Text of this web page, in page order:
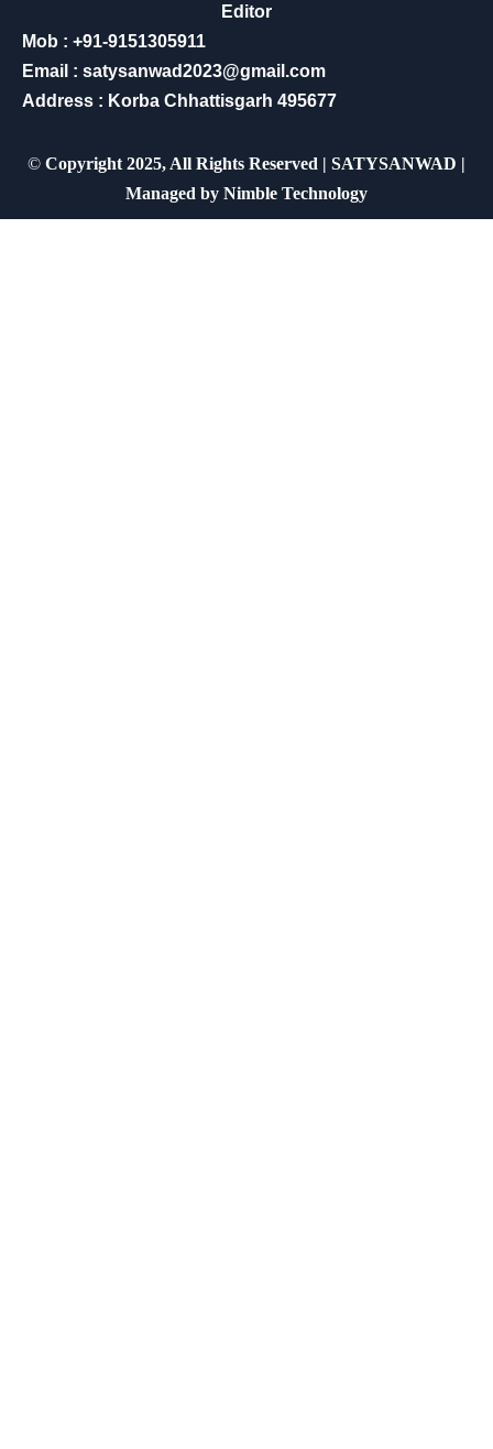
Editor
Mob : +91-9151305911
Email : satysanwad2023@gmail.com
Address : Korba Chhattisgarh 495677
© Copyright 2025, All Rights Reserved | SATYSANWAD |
Managed by Nimble Technology